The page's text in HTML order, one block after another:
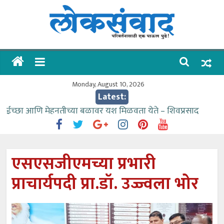
लोकसंवाद
ताज्या
Monday, August 10, 2026
Latest:
ईच्छा आणि मेहनतीच्या बळावर यश मिळवता येते – शिवप्रसाद
संजीवनीच्या विद्यार्थ्यांनी घेतली विमानतळ कार्यप्रणालीची माहिती
वाढीव निधी देण्यास पाणीपुरवठा मंत्री सकारात्मक – आ.आशुतोष
काळे
आत्मामालिक गुरूकूलाचे २२८ विद्यार्थी शिष्यवृत्तीस पात्र
एसएसजीएमच्या प्रभारी
प्राचार्यपदी प्रा.डॉ. उज्ज्वला भोर